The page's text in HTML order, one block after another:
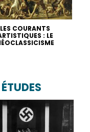
LES COURANTS
: LE